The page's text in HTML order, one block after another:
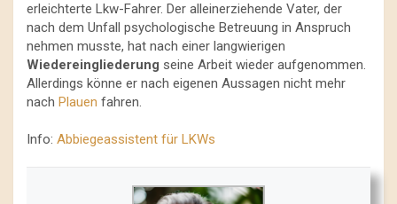
erleichterte Lkw-Fahrer. Der alleinerziehende Vater, der
nach dem Unfall psychologische Betreuung in Anspruch
nehmen musste, hat nach einer langwierigen
Wiedereingliederung seine Arbeit wieder aufgenommen.
Allerdings könne er nach eigenen Aussagen nicht mehr
nach Plauen fahren.
Info: Abbiegeassistent für LKWs